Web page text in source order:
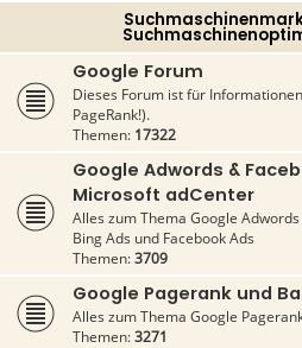
Google Forum
Dieses Forum ist für
PageRank!).
Themen: 17322
Google Adwords &
Microsoft adCenter
Alles zum Thema Google
Bing Ads und Facebook Ads
Themen:3709
Google Pagerank und
Alles zum Thema Google
Themen:3271